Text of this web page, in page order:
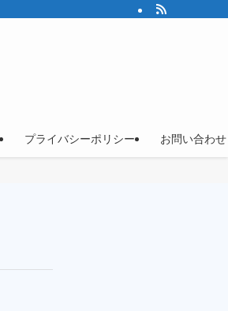
プライバシーポリシー お問い合わせ